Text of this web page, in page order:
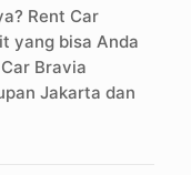
Rent Car
yang bisa Anda
Bravia
Jakarta dan